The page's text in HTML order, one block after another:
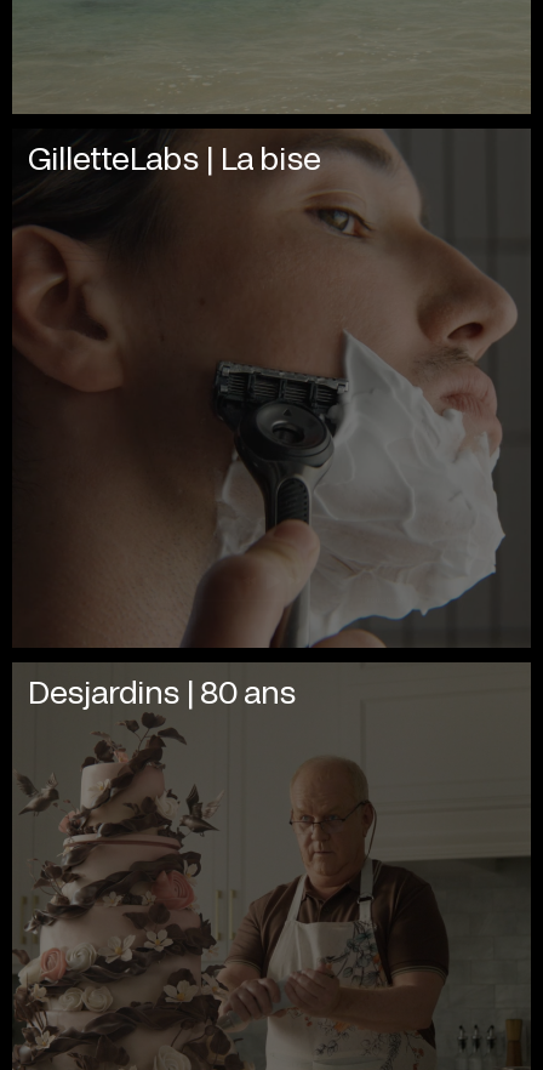
GilletteLabs | La bise
Desjardins | 80 ans